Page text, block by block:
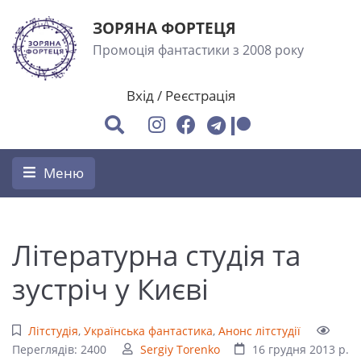
ЗОРЯНА ФОРТЕЦЯ
Промоція фантастики з 2008 року
Вхід/ Реєстрація
Меню
Літературна студія та
зустріч у Києві
Літстудія, Українська фантастика, Анонс літстудії
Переглядів: 2400
Sergiy Torenko 16 грудня 2013 р.